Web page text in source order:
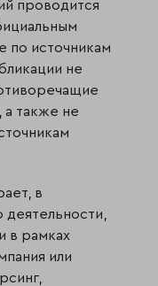
проводится
по источникам
не
а также не
в
деятельности,
в рамках
или